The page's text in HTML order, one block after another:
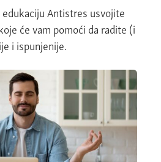
Antistres usvojite
će vam pomoći da radite (i
i ispunjenije.